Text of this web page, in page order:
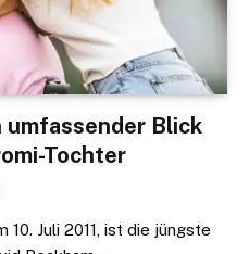
umfassender Blick
Tochter
10. Juli 2011, ist die jüngste